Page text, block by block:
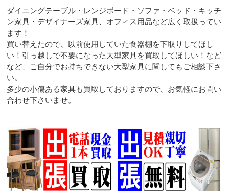
ダイニングテーブル・レンジボード・ソファ・ベッド・キッチ
ン家具・デザイナーズ家具、オフィス用品など広く取扱ってい
ます！
買い替えたので、以前使用していた食器棚を下取りしてほし
い！引っ越しで不要になった大型家具を買取してほしい！など
など、ご自分でお持ちできない大型家具に関してもご相談下さ
い。
多少の小傷ある家具も買取しておりますので、お気軽にお問い
合わせ下さいませ。